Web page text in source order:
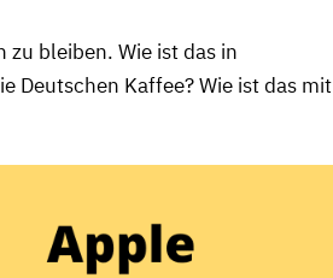
bleiben. Wie ist das in
Deutschen Kaffee? Wie ist das mit